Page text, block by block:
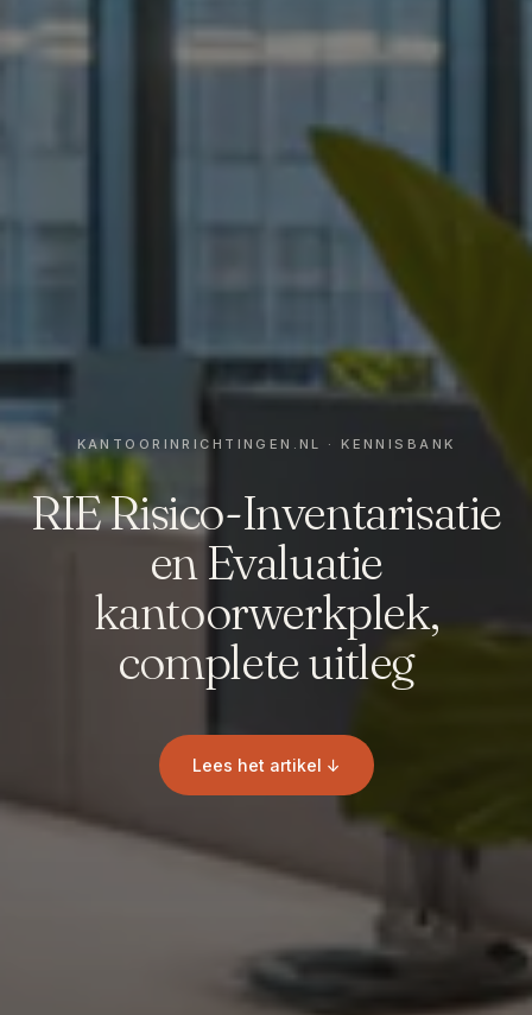
RIE Risico-Inventarisatie
en Evaluatie
kantoorwerkplek,
complete uitleg